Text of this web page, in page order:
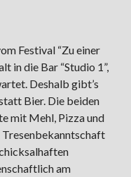
Festival “Zu einer
in die Bar “Studio 1”,
Deshalb gibt’s
Bier. Die beiden
mit Mehl, Pizza und
Tresenbekanntschaft
am